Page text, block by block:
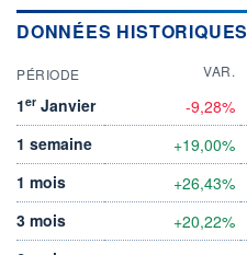
DONNÉES HISTORIQUES
PÉRIODE VAR.
1er Janvier -9,28%
1 semaine
+19,00%
1 mois
+26,43%
3 mois
+20,22%